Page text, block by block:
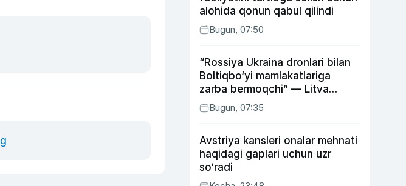
alohida qonun qabul qilindi
Bugun, 07:50
“Rossiya Ukraina dronlari bilan
Boltiqbo‘yi mamlakatlariga
zarba bermoqchi” — Litva
mudofaa vaziri
Bugun, 07:35
Avstriya kansleri onalar mehnati
haqidagi gaplari uchun uzr
so‘radi